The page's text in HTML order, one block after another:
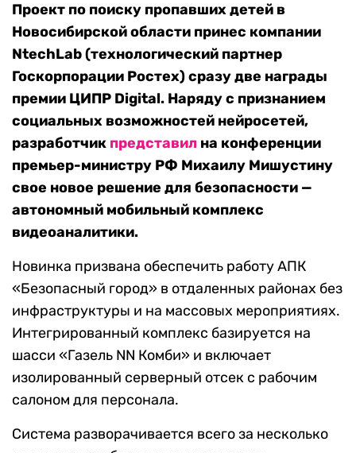
Проект по поиску пропавших детей в
Новосибирской области принес компании
NtechLab (технологический партнер
Госкорпорации Ростех) сразу две награды
премии ЦИПР Digital. Наряду с признанием
социальных возможностей нейросетей,
разработчик представил на конференции
премьер-министру РФ Михаилу Мишустину
свое новое решение для безопасности —
автономный мобильный комплекс
видеоаналитики.
Новинка призвана обеспечить работу АПК
«Безопасный город» в отдаленных районах без
инфраструктуры и на массовых мероприятиях.
Интегрированный комплекс базируется на
шасси «Газель NN Комби» и включает
изолированный серверный отсек с рабочим
салоном для персонала.
Система разворачивается всего за несколько